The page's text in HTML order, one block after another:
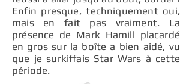
Enfin presque, techniquement oui,
mais en fait pas vraiment. La
présence de Mark Hamill placardé
en gros sur la boîte a bien aidé, vu
que je surkiffais Star Wars à cette
période.